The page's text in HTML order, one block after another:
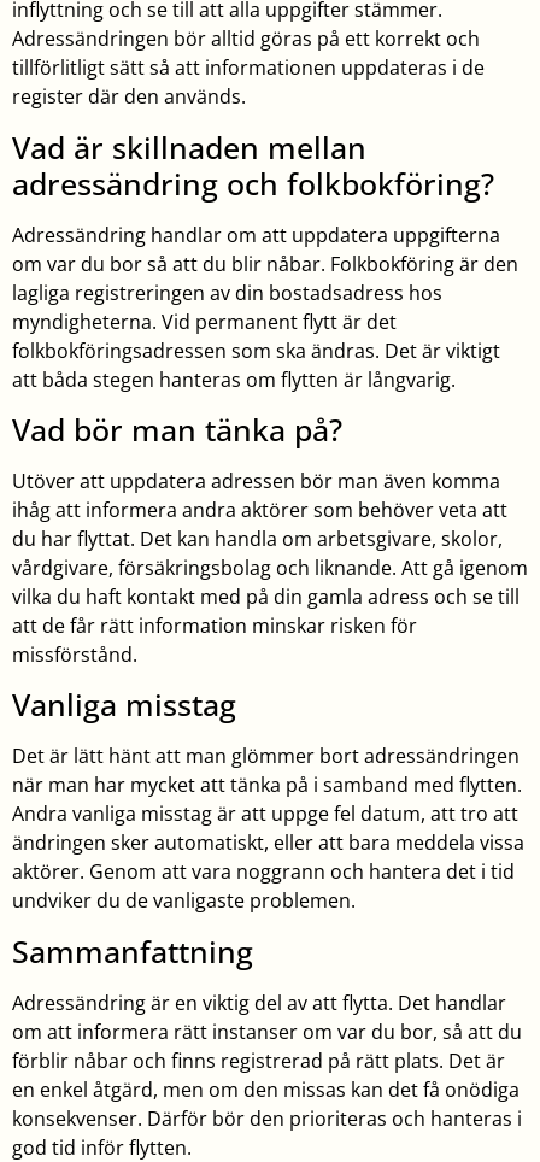
inflyttning och se till att alla uppgifter stämmer.
Adressändringen bör alltid göras på ett korrekt och
tillförlitligt sätt så att informationen uppdateras i de
register där den används.
Vad är skillnaden mellan
adressändring och folkbokföring?
Adressändring handlar om att uppdatera uppgifterna
om var du bor så att du blir nåbar. Folkbokföring är den
lagliga registreringen av din bostadsadress hos
myndigheterna. Vid permanent flytt är det
folkbokföringsadressen som ska ändras. Det är viktigt
att båda stegen hanteras om flytten är långvarig.
Vad bör man tänka på?
Utöver att uppdatera adressen bör man även komma
ihåg att informera andra aktörer som behöver veta att
du har flyttat. Det kan handla om arbetsgivare, skolor,
vårdgivare, försäkringsbolag och liknande. Att gå igenom
vilka du haft kontakt med på din gamla adress och se till
att de får rätt information minskar risken för
missförstånd.
Vanliga misstag
Det är lätt hänt att man glömmer bort adressändringen
när man har mycket att tänka på i samband med flytten.
Andra vanliga misstag är att uppge fel datum, att tro att
ändringen sker automatiskt, eller att bara meddela vissa
aktörer. Genom att vara noggrann och hantera det i tid
undviker du de vanligaste problemen.
Sammanfattning
Adressändring är en viktig del av att flytta. Det handlar
om att informera rätt instanser om var du bor, så att du
förblir nåbar och finns registrerad på rätt plats. Det är
en enkel åtgärd, men om den missas kan det få onödiga
konsekvenser. Därför bör den prioriteras och hanteras i
god tid inför flytten.